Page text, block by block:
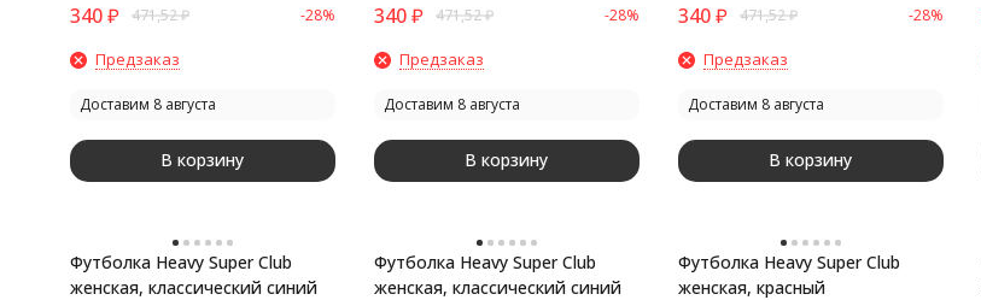
340 ₽ 471,52₽ -28%
Предзаказ
Доставим 8 августа
В корзину
340₽ 471,52₽ -28%
Предзаказ
Доставим 8 августа
В корзину
340₽ 471,52₽ -28%
Предзаказ
Доставим 8 августа
В корзину
Футболка Heavy Super Club
женская, классический синий
Футболка Heavy Super Club
женская, классический синий
Футболка Heavy Super Club
женская, красный